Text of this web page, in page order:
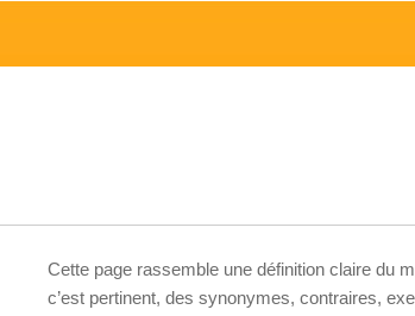
Cette page rassemble une définition claire du
c’est pertinent, des synonymes, contraires,